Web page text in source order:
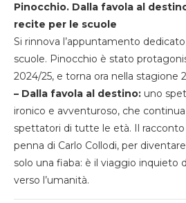
Pinocchio. Dalla favola al
recite per le scuole
Si rinnova l’appuntamento
scuole. Pinocchio è stato
2024/25, e torna ora nella stagione
– Dalla favola al destino: uno
ironico e avventuroso, che
spettatori di tutte le età. Il racconto
penna di Carlo Collodi, per
solo una fiaba: è il viaggio inquieto
verso l’umanità.